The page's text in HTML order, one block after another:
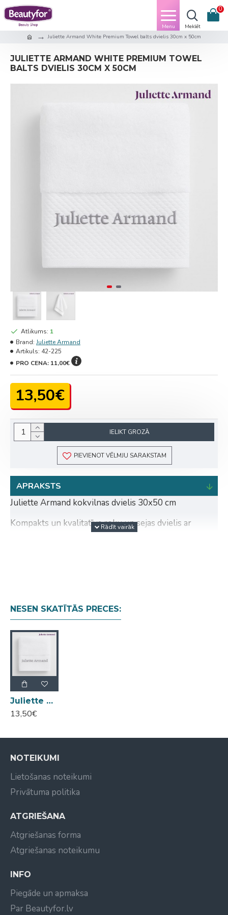
0
Juliette Armand White Premium Towel balts dvielis 30cm x 50cm
JULIETTE ARMAND WHITE PREMIUM TOWEL
BALTS DVIELIS 30CM X 50CM
13,50€
Atlikums: 1
Brand: Juliette Armand
Artikuls: 42-225
PRO CENA: 11,00€
IELIKT GROZĀ
PIEVIENOT VĒLMJU SARAKSTAM
APRAKSTS
Juliette Armand kokvilnas dvielis 30x50 cm
Kompakts un kvalitatīvs roku un sejas dvielis ar
elegantu Juliette Armand izšuvumu. Izgatavots no
Izmērs 30 x 50 cm - ideāli piemērots sejai, rokām
un procedūrām salonā.
Mīksta kokvilna ar augstu uzsūktspēju.
Perfekts gan profesionālai, gan mājas lietošanai.
NESEN SKATĪTĀS PRECES:
Juliette Armand White Premium Towel balts dvielis 30cm x 50cm
13,50€
NOTEIKUMI
Lietošanas noteikumi
Privātuma politika
ATGRIEŠANA
Atgriešanas forma
Atgriešanas noteikumu
INFO
Piegāde un apmaksa
Par Beautyfor.lv